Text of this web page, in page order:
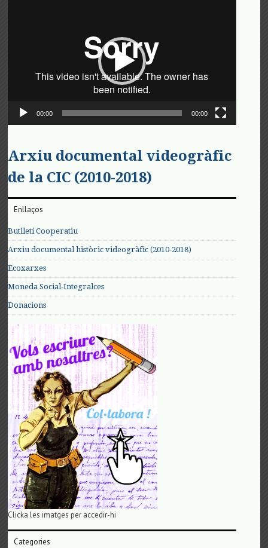
00:00 00:00
Arxiu documental videogràfic
de la CIC (2010-2018)
Enllaços
Butlletí Cooperatiu
Arxiu documental històric videogràfic (2010-2018)
Ecoxarxes
Moneda Social-Integralces
Donacions
Clicka les imatges per accedir-hi
Categories